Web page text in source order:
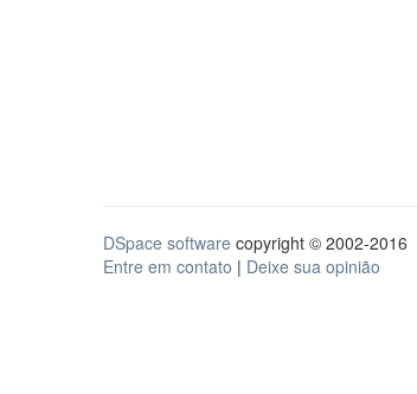
DSpace software copyright © 2002-2016
Entre em contato | Deixe sua opinião